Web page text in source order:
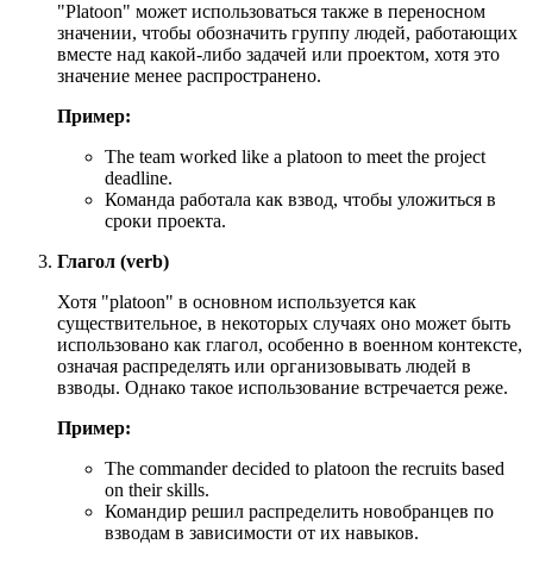
"Platoon" может использоваться также в переносном
значении, чтобы обозначить группу людей, работающих
вместе над какой-либо задачей или проектом, хотя это
значение менее распространено.
Пример:
The team worked like a platoon to meet the project
deadline.
Команда работала как взвод, чтобы уложиться в
сроки проекта.
Глагол (verb)
Хотя "platoon" в основном используется как
существительное, в некоторых случаях оно может быть
использовано как глагол, особенно в военном контексте,
означая распределять или организовывать людей в
взводы. Однако такое использование встречается реже.
Пример:
The commander decided to platoon the recruits based
on their skills.
Командир решил распределить новобранцев по
взводам в зависимости от их навыков.